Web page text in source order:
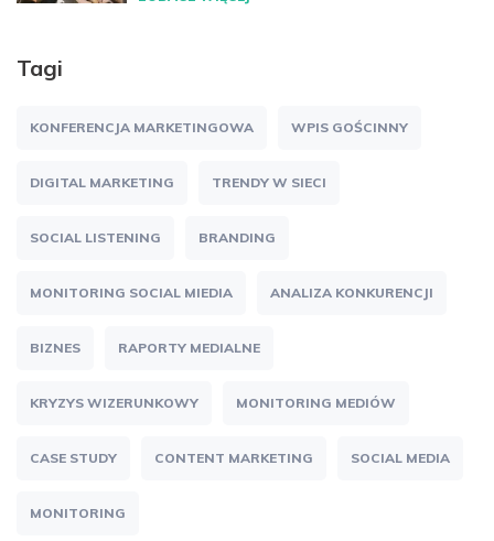
Tagi
KONFERENCJA MARKETINGOWA WPIS GOŚCINNY
DIGITAL MARKETING TRENDY W SIECI
SOCIAL LISTENING BRANDING
MONITORING SOCIAL MIEDIA ANALIZA KONKURENCJI
BIZNES RAPORTY MEDIALNE
KRYZYS WIZERUNKOWY MONITORING MEDIÓW
CASE STUDY CONTENT MARKETING SOCIAL MEDIA
MONITORING